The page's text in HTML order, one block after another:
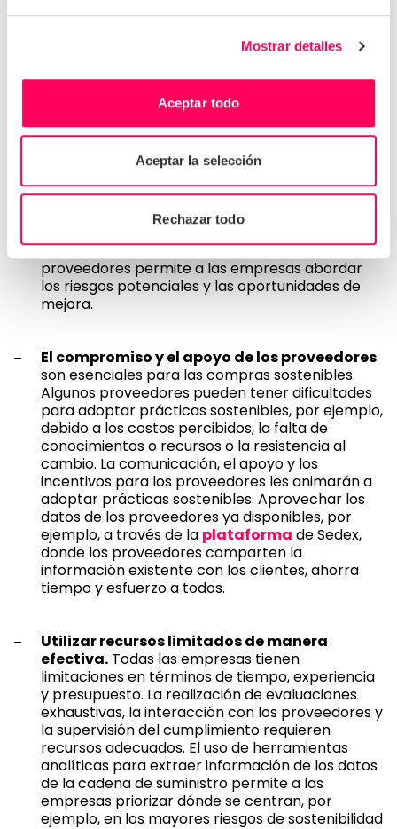
Mostrar detalles
Aceptar todo
Aceptar la selección
Rechazar todo
programas de abastecimiento responsable, las
inteligente y lassoluciones basadas en datos
Recopilación de datos completos de
proveedores. Sin acceso a información precisa
y detallada sobre las prácticas ambientales y
sociales de los proveedores, las empresas tienen
dificultades para evaluar los impactos de sus
cadenas de suministro. Unaplataforma de
informar sobre la información de los
proveedores permite a las empresas abordar
los riesgos potenciales y las oportunidades de
mejora.
El compromiso y el apoyo de los proveedores
son esenciales para las compras sostenibles.
Algunos proveedores pueden tener dificultades
para adoptar prácticas sostenibles, por ejemplo,
debido a los costos percibidos, la falta de
conocimientos o recursos o la resistencia al
cambio. La comunicación, el apoyo y los
incentivos para los proveedores les animarán a
adoptar prácticas sostenibles. Aprovechar los
datos de los proveedores ya disponibles, por
ejemplo, a través de la plataforma de Sedex,
donde los proveedores comparten la
información existente con los clientes, ahorra
tiempo y esfuerzo a todos.
Utilizar recursos limitados de manera
efectiva. Todas las empresas tienen
limitaciones en términos de tiempo, experiencia
y presupuesto. La realización de evaluaciones
exhaustivas, la interacción con los proveedores y
la supervisión del cumplimiento requieren
recursos adecuados. El uso de herramientas
analíticas para extraer información de los datos
de la cadena de suministro permite a las
empresas priorizar dónde se centran, por
ejemplo, en los mayores riesgos de sostenibilidad